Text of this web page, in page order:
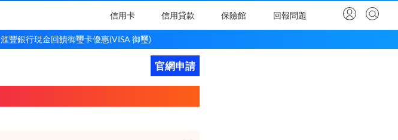
信用卡 信用貸款 保險館 回報問題
滙豐銀行現金回饋御璽卡優惠(VISA 御璽)
立即申請
官網申請